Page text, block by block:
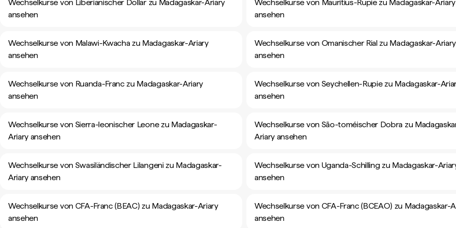
Wechselkurse von Liberianischer Dollar zu Madagaskar-Ariary
ansehen
Wechselkurse von Mauritius-Rupie zu Madagaskar-Ariary
ansehen
Wechselkurse von Malawi-Kwacha zu Madagaskar-Ariary
ansehen
Wechselkurse von Omanischer Rial zu Madagaskar-Ariary
ansehen
Wechselkurse von Ruanda-Franc zu Madagaskar-Ariary
ansehen
Wechselkurse von Seychellen-Rupie zu Madagaskar-
ansehen
Wechselkurse von Sierra-leonischer Leone zu Madagaskar-
Ariary ansehen
Wechselkurse von São-toméischer Dobra zu
Ariary ansehen
Wechselkurse von Swasiländischer Lilangeni zu Madagaskar-
Ariary ansehen
Wechselkurse von Uganda-Schilling zu Madagaskar-
ansehen
Wechselkurse von CFA-Franc (BEAC) zu Madagaskar-Ariary
ansehen
Wechselkurse von CFA-Franc (BCEAO) zu Madagaskar-
ansehen